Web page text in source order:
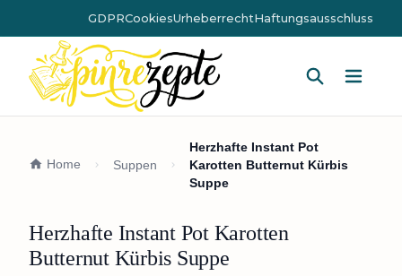
GDPRCookiesUrheberrechtHaftungsausschluss
Home Suppen
Herzhafte Instant Pot
Karotten Butternut Kürbis
Suppe
Herzhafte Instant Pot Karotten
Butternut Kürbis Suppe